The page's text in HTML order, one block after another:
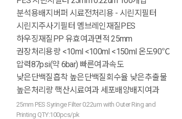
분석용배지버퍼 시료전처리용 - 시린지필터
시린지주사기필터 멤브레인재질PES
하우징재질PP 유효여과면적 25mm
권장처리용량 <10ml <100ml <150ml 온도90℃
압력87psi(약 6bar) 빠른여과속도
낮은단백질흡착 높은단백질회수율 낮은추출물
높은처리량 핵산시료여과 세포배양배지여과
25mm PES Syringe Filter 0.22um with Outer Ring and
Printing QTY:100pcs/pk